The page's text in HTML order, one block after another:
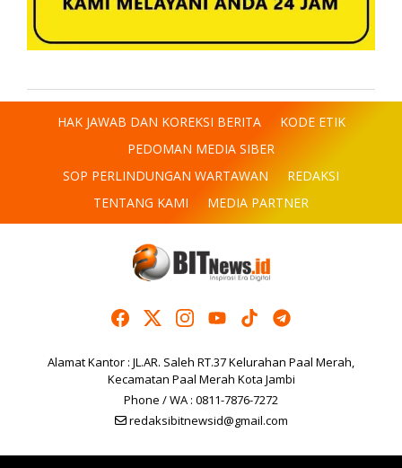
HAK JAWAB DAN KOREKSI BERITA
KODE ETIK
PEDOMAN MEDIA SIBER
SOP PERLINDUNGAN WARTAWAN
REDAKSI
TENTANG KAMI
MEDIA PARTNER
Alamat Kantor : JL.AR. Saleh RT.37 Kelurahan Paal Merah,
Kecamatan Paal Merah Kota Jambi
Phone / WA : 0811-7876-7272
redaksibitnewsid@gmail.com